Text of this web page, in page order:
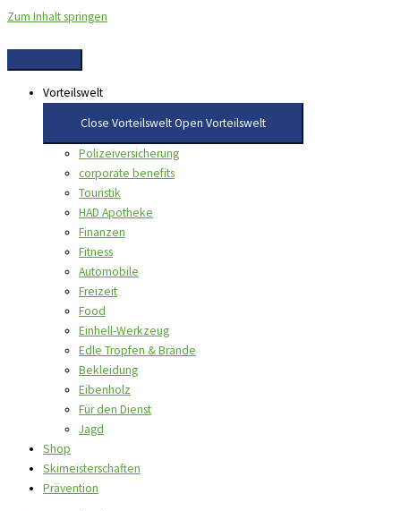
Zum Inhalt springen
Vorteilswelt
Close VorteilsweltOpen Vorteilswelt
Polizeiversicherung
corporate benefits
Touristik
HAD Apotheke
Finanzen
Fitness
Automobile
Freizeit
Food
Einhell-Werkzeug
Edle Tropfen & Brände
Bekleidung
Eibenholz
Für den Dienst
Jagd
Shop
Skimeisterschaften
Prävention